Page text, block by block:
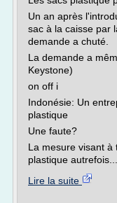
Un an après
sac à la caisse par
demande a chuté.
La demande a
Keystone)
on off i
Indonésie: Un
plastique
Une faute?
La mesure visant à
plastique autrefois...
Lire la suite